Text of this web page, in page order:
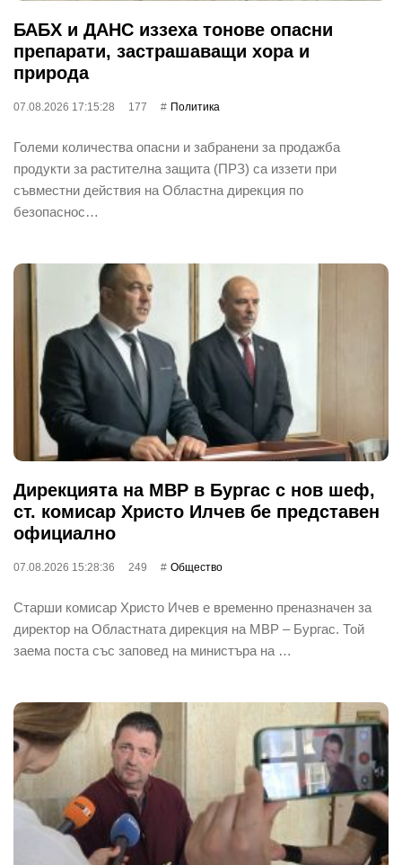
БАБХ и ДАНС иззеха тонове опасни
препарати, застрашаващи хора и
природа
07.08.2026 17:15:28 177 Политика
Големи количества опасни и забранени за продажба
продукти за растителна защита (ПРЗ) са иззети при
съвместни действия на Областна дирекция по
безопаснос…
Дирекцията на МВР в Бургас с нов шеф,
ст. комисар Христо Илчев бе представен
официално
07.08.2026 15:28:36 249 Общество
Старши комисар Христо Ичев е временно преназначен за
директор на Областната дирекция на МВР – Бургас. Той
заема поста със заповед на министъра на …